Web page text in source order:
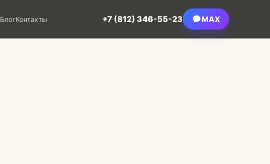
БлогКонтакты +7 (812) 346-55-23 MAX